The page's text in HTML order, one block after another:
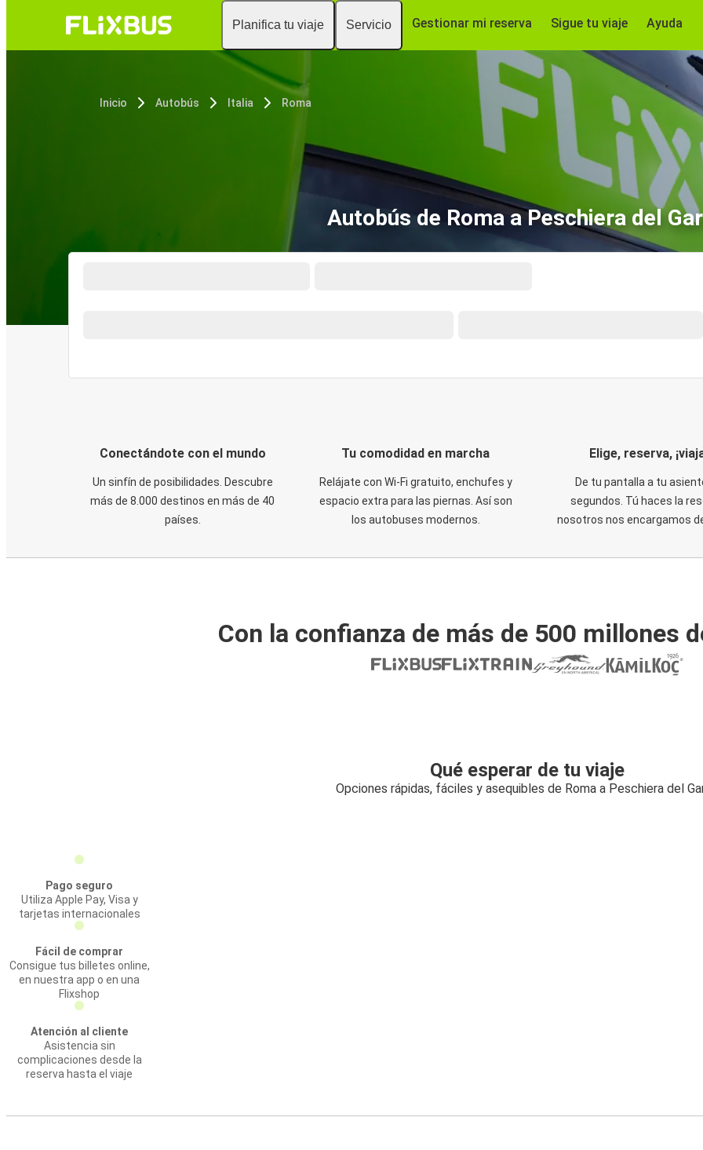
Planifica tu viaje Servicio Gestionar mi reserva Sigue tu viaje Ayuda
Inicio Autobús Italia Roma
Autobús de Roma a Peschiera del
Conectándote con el mundo
Un sinfín de posibilidades. Descubre
más de 8.000 destinos en más de 40
países.
Tu comodidad en marcha
Relájate con Wi-Fi gratuito, enchufes y
espacio extra para las piernas. Así son
los autobuses modernos.
Elige, reserva,
De tu pantalla a tu
segundos. Tú haces la
nosotros nos encargamos
Con la confianza de más de 500 millones
Qué esperar de tu viaje
Opciones rápidas, fáciles y asequibles de Roma a Peschiera del
Pago seguro
Utiliza Apple Pay, Visa y
tarjetas internacionales
Fácil de comprar
Consigue tus billetes online,
en nuestra app o en una
Flixshop
Atención al cliente
Asistencia sin
complicaciones desde la
reserva hasta el viaje